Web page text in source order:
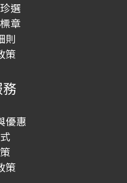
選
章
則
策
優惠
策